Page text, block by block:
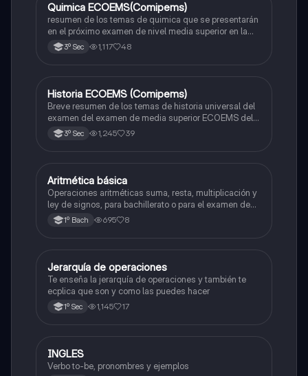
Química
Quimica ECOEMS(Comipems)
resumen de los temas de quimica que se presentarán
en el próximo examen de nivel media superior en la
zona metropolitana de el valle de México
3º Sec 1,117 48
Historia
Historia ECOEMS (Comipems)
Breve resumen de los temas de historia universal del
examen del examen de media superior ECOEMS del
valle de México
3º Sec 1,245 39
Matemáticas
Aritmética básica
Operaciones aritméticas suma, resta, multiplicación y
ley de signos, para bachillerato o para el examen de
admisión a la universidad
1º Bach 695 8
Matemáticas
Jerarquía de operaciones
Te enseña la jerarquía de operaciones y también te
ecplica que son y como las puedes hacer
1º Sec 1,145 17
Inglés
INGLES
Verbo to-be, pronombres y ejemplos